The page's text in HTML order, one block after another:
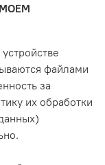
файлами
за
их обработки